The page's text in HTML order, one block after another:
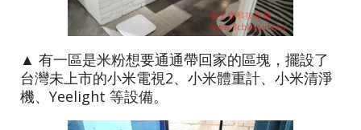
▲ 有一區是米粉想要通通帶回家的區塊，擺設了
台灣未上市的小米電視2、小米體重計、小米清淨
機、Yeelight 等設備。